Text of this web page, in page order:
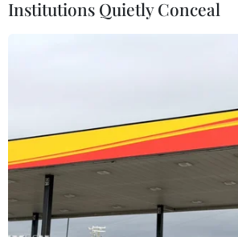
Kinh nghiệm của Công Phượng là sự bổ
hàng công của Đội tuyển Việt Nam. (Ảnh:
"Trong bối cảnh lực lượng của
Nam bị sứt mẻ nghiêm trọng khi
Institutions Quietly Conceal